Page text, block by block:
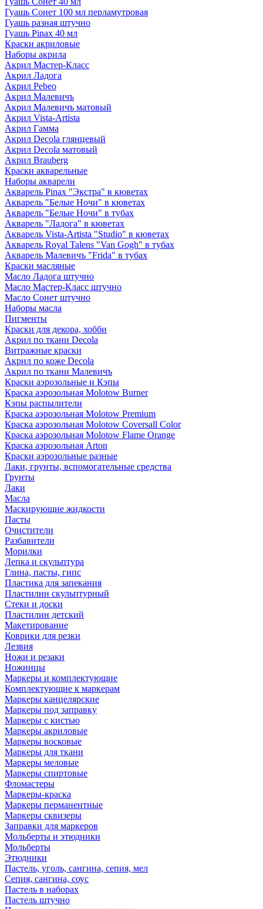
Гуашь Сонет 100 мл перламутровая
Гуашь разная штучно
Гуашь Pinax 40 мл
Краски акриловые
Наборы акрила
Акрил Мастер-Класс
Акрил Ладога
Акрил Pebeo
Акрил Малевичъ
Акрил Малевичъ матовый
Акрил Vista-Artista
Акрил Гамма
Акрил Decola глянцевый
Акрил Decola матовый
Акрил Brauberg
Краски акварельные
Наборы акварели
Акварель Pinax "Экстра" в кюветах
Акварель "Белые Ночи" в кюветах
Акварель "Белые Ночи" в тубах
Акварель "Ладога" в кюветах
Акварель Vista-Artista "Studio" в кюветах
Акварель Royal Talens "Van Gogh" в тубах
Акварель Малевичъ "Frida" в тубах
Краски масляные
Масло Ладога штучно
Масло Мастер-Класс штучно
Масло Сонет штучно
Наборы масла
Пигменты
Краски для декора, хобби
Акрил по ткани Decola
Витражные краски
Акрил по коже Decola
Акрил по ткани Малевичъ
Краски аэрозольные и Кэпы
Краска аэрозольная Molotow Burner
Кэпы распылители
Краска аэрозольная Molotow Premium
Краска аэрозольная Molotow Coversall Color
Краска аэрозольная Molotow Flame Orange
Краска аэрозольная Arton
Краски аэрозольные разные
Лаки, грунты, вспомогательные средства
Грунты
Лаки
Масла
Маскирующие жидкости
Пасты
Очистители
Разбавители
Морилки
Лепка и скульптура
Глина, пасты, гипс
Пластика для запекания
Пластилин скульптурный
Стеки и доски
Пластилин детский
Макетирование
Коврики для резки
Лезвия
Ножи и резаки
Ножницы
Маркеры и комплектующие
Комплектующие к маркерам
Маркеры канцелярские
Маркеры под заправку
Маркеры с кистью
Маркеры акриловые
Маркеры восковые
Маркеры для ткани
Маркеры меловые
Маркеры спиртовые
Фломастеры
Маркеры-краска
Маркеры перманентные
Маркеры сквизеры
Заправки для маркеров
Мольберты и этюдники
Мольберты
Этюдники
Пастель, уголь, сангина, сепия, мел
Сепия, сангина, соус
Пастель в наборах
Пастель штучно